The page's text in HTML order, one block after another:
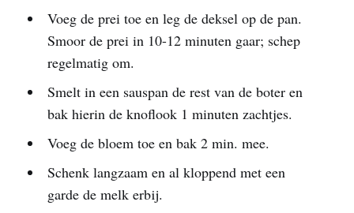
Voeg de prei toe en leg de deksel op de pan.
Smoor de prei in 10-12 minuten gaar; schep
regelmatig om.
Smelt in een sauspan de rest van de boter en
bak hierin de knoflook 1 minuten zachtjes.
Voeg de bloem toe en bak 2 min. mee.
Schenk langzaam en al kloppend met een
garde de melk erbij.